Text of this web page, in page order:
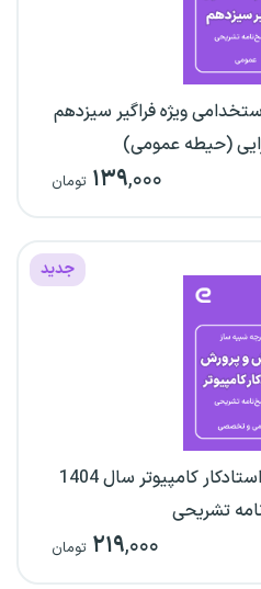
ویژه فراگیر سیزدهم
(حیطه عمومی)
۱۳۹,۰۰۰ تومان
جدید
دفترچه شبیه ساز آزمون استادکار کامپیوتر سال 1404
تشریحی
۲۱۹,۰۰۰ تومان